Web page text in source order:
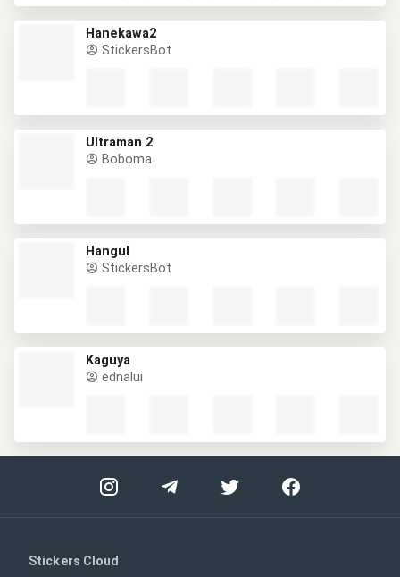
Hanekawa2
StickersBot
Ultraman 2
Boboma
Hangul
StickersBot
Kaguya
ednalui
Stickers Cloud